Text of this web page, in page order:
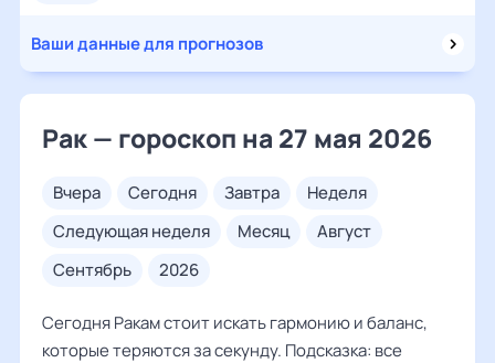
Ваши данные для прогнозов
Рак — гороскоп на 27 мая 2026
вчера сегодня завтра
неделя
следующая неделя
месяц
август
сентябрь
2026
Сегодня Ракам стоит искать гармонию и баланс,
которые теряются за секунду. Подсказка: все